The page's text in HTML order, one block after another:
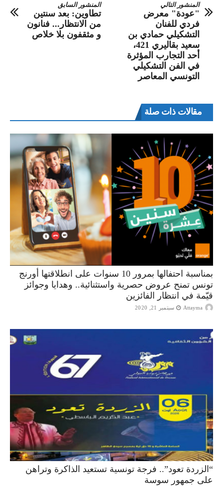
المنشور السابق
تطاوين: بعد سنتين
من الانتظار... فنانون
و مثقفون بلا خلاص
المنشور التالي
"عودة" معرض
فردي للفنان
التشكيلي حمادي بن
سعيد بقاليري 421،
أحد التجارب المؤثرة
في الفن التشكيلي
التونسي المعاصر
مقالات ذات صلة
بمناسبة احتفالها بمرور 10 سنوات على انطلاقتها أورنج
تونس تمنح عروض حصرية واستثنائية.. وهدايا وجوائز
قيّمة في انتظار الفائزين
Attayma سبتمبر 21, 2020
“الزردة تعود”.. فرجة تونسية تستعيد الذاكرة وتراهن
على جمهور سوسة